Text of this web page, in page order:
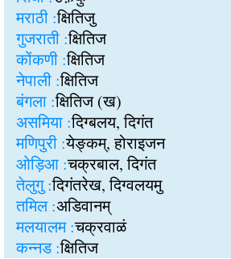
मराठी :क्षितिजु
गुजराती :क्षितिज
कोंकणी :क्षितिज
नेपाली :क्षितिज
बंगला :क्षितिज (ख)
असमिया :दिग्बलय, दिगंत
मणिपुरी :येङ्कम्, होराइजन
ओड़िआ :चक्रबाल, दिगंत
तेलुगु :दिगंतरेख, दिग्वलयमु
तमिल :अडिवानम्
मलयालम :चक्रवाळं
कन्नड :क्षितिज